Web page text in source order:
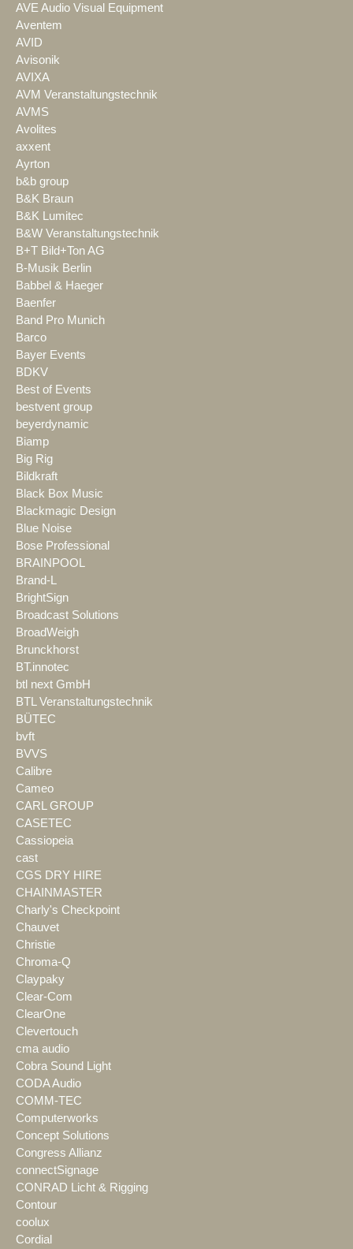
AVE Audio Visual Equipment
Aventem
AVID
Avisonik
AVIXA
AVM Veranstaltungstechnik
AVMS
Avolites
axxent
Ayrton
b&b group
B&K Braun
B&K Lumitec
B&W Veranstaltungstechnik
B+T Bild+Ton AG
B-Musik Berlin
Babbel & Haeger
Baenfer
Band Pro Munich
Barco
Bayer Events
BDKV
Best of Events
bestvent group
beyerdynamic
Biamp
Big Rig
Bildkraft
Black Box Music
Blackmagic Design
Blue Noise
Bose Professional
BRAINPOOL
Brand-L
BrightSign
Broadcast Solutions
BroadWeigh
Brunckhorst
BT.innotec
btl next GmbH
BTL Veranstaltungstechnik
BÜTEC
bvft
BVVS
Calibre
Cameo
CARL GROUP
CASETEC
Cassiopeia
cast
CGS DRY HIRE
CHAINMASTER
Charly's Checkpoint
Chauvet
Christie
Chroma-Q
Claypaky
Clear-Com
ClearOne
Clevertouch
cma audio
Cobra Sound Light
CODA Audio
COMM-TEC
Computerworks
Concept Solutions
Congress Allianz
connectSignage
CONRAD Licht & Rigging
Contour
coolux
Cordial